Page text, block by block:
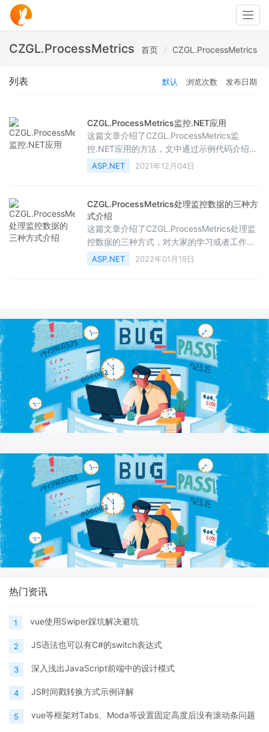
CZGL.ProcessMetrics 首页 CZGL.ProcessMetrics
列表 默认 浏览次数 发布日期
CZGL.ProcessMetrics监控.NET应用
这篇文章介绍了CZGL.ProcessMetrics监
控.NET应用的方法，文中通过示例代码介绍的
非常详细。对大家的学习或工作具有一定的参
考借鉴价值，需要的朋友可以参考下
ASP.NET 2021年12月04日
CZGL.ProcessMetrics处理监控数据的三种方
式介绍
这篇文章介绍了CZGL.ProcessMetrics处理监
控数据的三种方式，对大家的学习或者工作具
有一定的参考学习价值，需要的朋友们下面随
着小编来一起学习学习吧
ASP.NET 2022年01月19日
热门资讯
1 vue使用Swiper踩坑解决避坑
2 JS语法也可以有C#的switch表达式
3 深入浅出JavaScript前端中的设计模式
4 JS时间戳转换方式示例详解
5 vue等框架对Tabs、Moda等设置固定高度后没有滚动条问题